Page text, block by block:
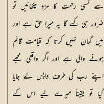
سے کسی رحمت کا مزہ چکھائیں تو
ضرور ہی کہے گا یہ میرا حق ہے اور
میں گمان نہیں کرتا کہ قیامت قائم
ہونے والی ہے اور اگر واقعی مجھے
اپنے رب کی طرف واپس لے جایا
گیا تو یقیناً میرے لیے اس کے